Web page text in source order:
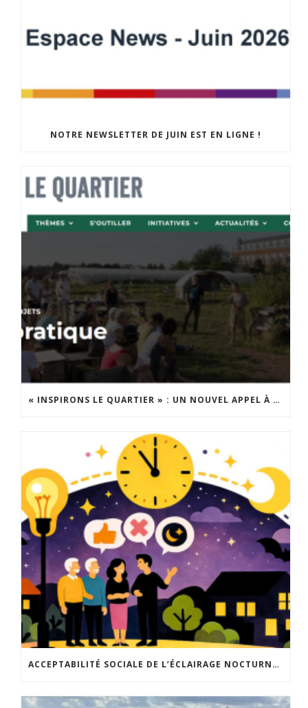
NOTRE NEWSLETTER DE JUIN EST EN LIGNE !
« INSPIRONS LE QUARTIER » : UN NOUVEL APPEL À PROJETS EST LANCÉ !
ACCEPTABILITÉ SOCIALE DE L’ÉCLAIRAGE NOCTURNE : LE REPLAY EST DISPONIBLE